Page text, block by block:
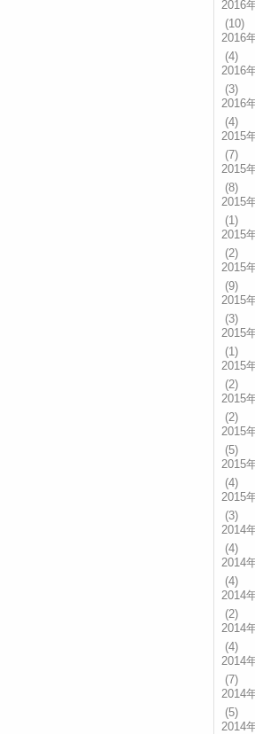
2016
(10)
2016
(4)
2016
(3)
2016
(4)
2015
(7)
2015
(8)
2015
(1)
2015
(2)
2015
(9)
2015
(3)
2015
(1)
2015
(2)
2015
(2)
2015
(5)
2015
(4)
2015
(3)
2014
(4)
2014
(4)
2014
(2)
2014
(4)
2014
(7)
2014
(5)
2014